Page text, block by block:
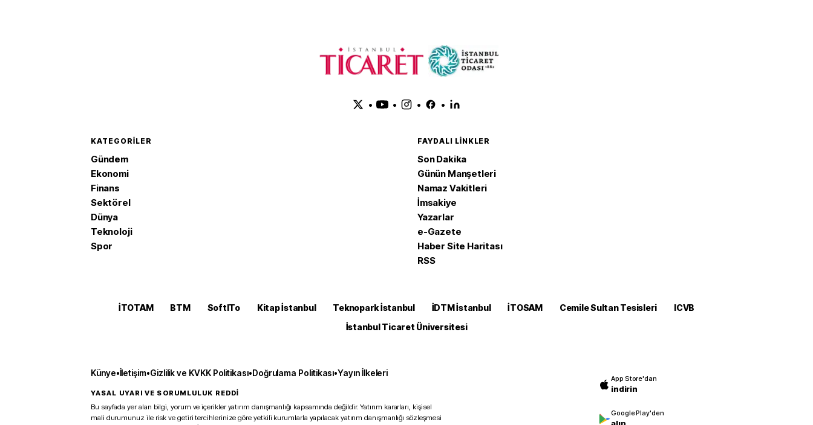
• • • •
KATEGORILER
Gündem
Ekonomi
Finans
Sektörel
Dünya
Teknoloji
Spor
FAYDALI LINKLER
Son Dakika
Günün Manşetleri
Namaz Vakitleri
İmsakiye
Yazarlar
e-Gazete
Haber Site Haritası
RSS
İTOTAM BTM SoftITo Kitap İstanbul Teknopark İstanbul İDTM İstanbul İTOSAM Cemile Sultan Tesisleri
ICVB
İstanbul Ticaret Üniversitesi
Künye•İletişim•Gizlilik ve KVKK Politikası•Doğrulama Politikası•Yayın İlkeleri
YASAL UYARI VE SORUMLULUK REDDİ
Bu sayfada yer alan bilgi, yorum ve içerikler yatırım danışmanlığı kapsamında değildir. Yatırım kararları, kişisel
mali durumunuz ile risk ve getiri tercihlerinize göre yetkili kurumlarla yapılacak yatırım danışmanlığı sözleşmesi
App Store'dan
indirin
Google Play'den